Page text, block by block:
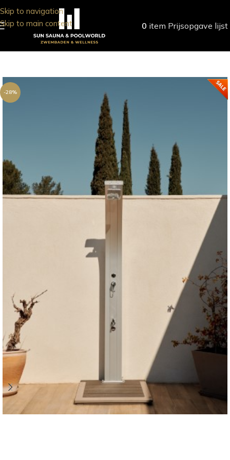
Skip to navigation
Skip to main content
0 item Prijsopgave lijst
-28%